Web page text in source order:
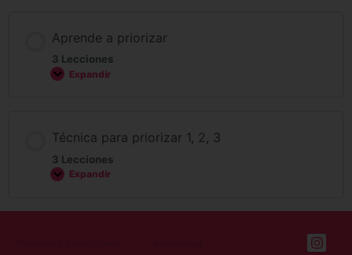
Aprende a priorizar
3 Lecciones
Expandir
Técnica para priorizar 1, 2, 3
3 Lecciones
Expandir